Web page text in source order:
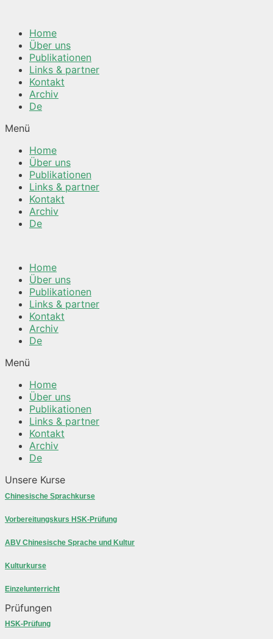
Inhalt Home
Über uns
Publikationen
Links & partner
Kontakt
Archiv
De
Menü
Home
Über uns
Publikationen
Links & partner
Kontakt
Archiv
De
Home
Über uns
Publikationen
Links & partner
Kontakt
Archiv
De
Menü
Home
Über uns
Publikationen
Links & partner
Kontakt
Archiv
De
Unsere Kurse
Chinesische Sprachkurse
Vorbereitungskurs HSK-Prüfung
ABV Chinesische Sprache und Kultur
Kulturkurse
Einzelunterricht
Prüfungen
HSK-Prüfung